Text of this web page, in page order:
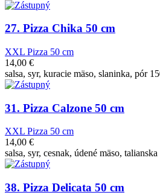
27. Pizza Chika 50 cm
XXL Pizza 50 cm
14,00 €
salsa, syr, kuracie mäso, slaninka, pór
31. Pizza Calzone 50 cm
XXL Pizza 50 cm
14,00 €
salsa, syr, cesnak, údené mäso,
38. Pizza Delicata 50 cm